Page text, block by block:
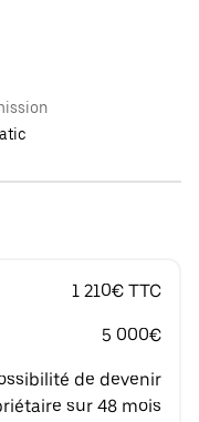
1 210€ TTC
5 000€
de devenir
sur 48 mois